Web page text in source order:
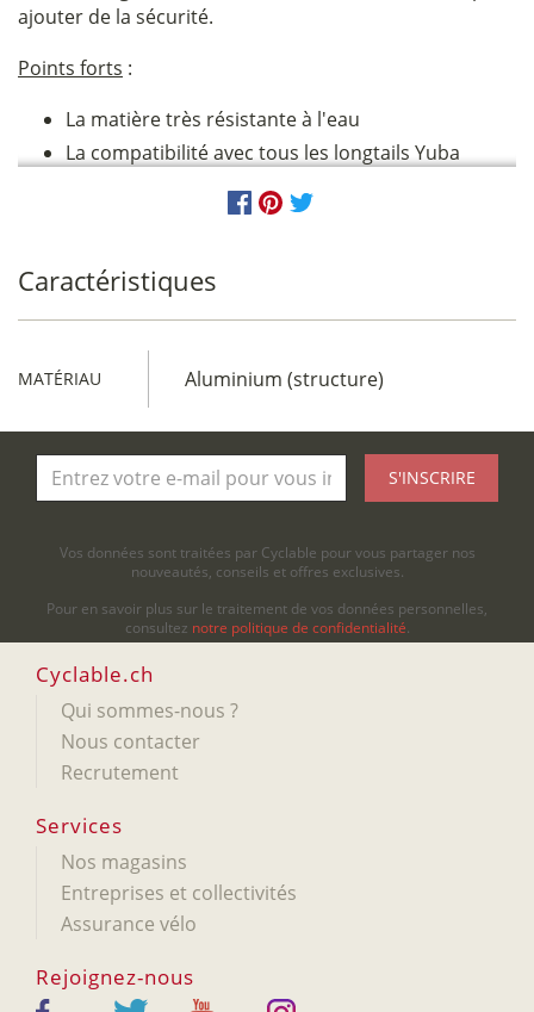
ajouter de la sécurité.
Points forts :
La matière très résistante à l'eau
La compatibilité avec tous les longtails Yuba
Caractéristiques
MATÉRIAU Aluminium (structure)
S'INSCRIRE
Vos données sont traitées par Cyclable pour vous partager nos
nouveautés, conseils et offres exclusives.
Pour en savoir plus sur le traitement de vos données personnelles,
consultez notre politique de confidentialité.
Cyclable.ch
Qui sommes-nous ?
Nous contacter
Recrutement
Services
Nos magasins
Entreprises et collectivités
Assurance vélo
Rejoignez-nous